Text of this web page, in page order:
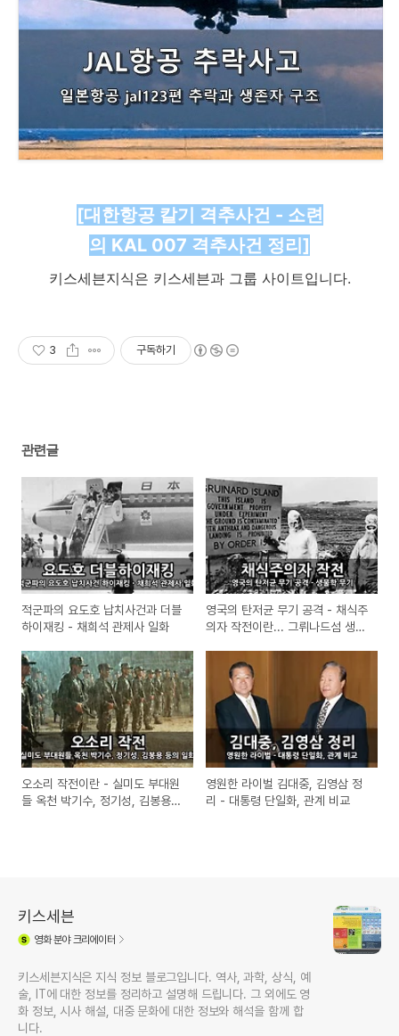
[대한항공 칼기 격추사건 - 소련
의 KAL 007 격추사건 정리]
키스세븐지식은 키스세븐과 그룹 사이트입니다.
3 구독하기
관련글
적군파의 요도호 납치사건과 더블
하이재킹 - 채희석 관제사 일화
영국의 탄저균 무기 공격 - 채식주
의자 작전이란... 그뤼나드섬 생물
오소리 작전이란 - 실미도 부대원
들 옥천 박기수, 정기성, 김봉용
영원한 라이벌 김대중, 김영삼 정
리 - 대통령 단일화, 관계 비교
키스세븐
영화분야 크리에이터
키스세븐지식은 지식 정보 블로그입니다. 역사, 과학, 상식, 예
술, IT에 대한 정보를 정리하고 설명해 드립니다. 그 외에도 영
화 정보, 시사 해설, 대중 문화에 대한 정보와 해석을 함께 합
니다.